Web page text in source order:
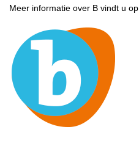
Meer informatie over B vindt u op